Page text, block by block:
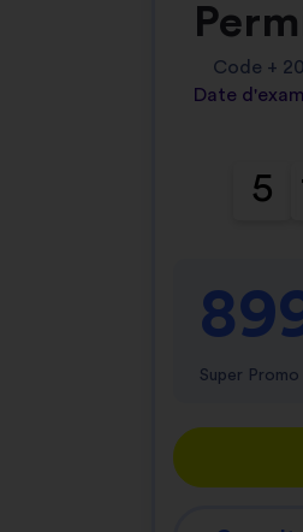
Code + 20
Date
5
Super Promo